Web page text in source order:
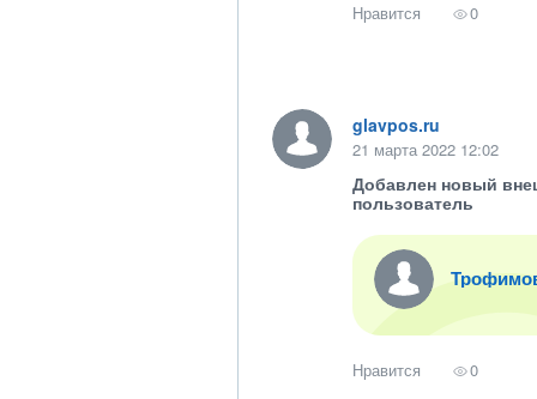
Нравится 0
glavpos.ru
21 марта 2022 12:02
Добавлен новый
пользователь
Нравится 0